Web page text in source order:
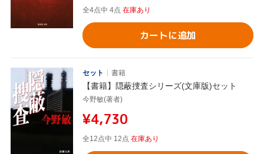
全4点中 4点 在庫あり
カートに追加
セット 書籍
【書籍】隠蔽捜査シリーズ(文庫版)セット
今野敏(著者)
¥4,730
全12点中 12点 在庫あり